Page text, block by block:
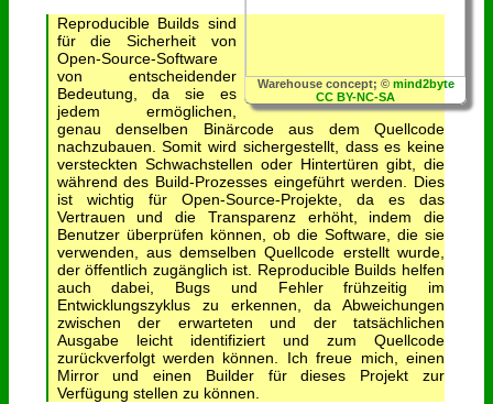
Warehouse concept; © mind2byte
CC BY-NC-SA
Reproducible Builds sind
für die Sicherheit von
Open-Source-Software
von entscheidender
Bedeutung, da sie es
jedem ermöglichen,
genau denselben Binärcode aus dem Quellcode
nachzubauen. Somit wird sichergestellt, dass es keine
versteckten Schwachstellen oder Hintertüren gibt, die
während des Build-Prozesses eingeführt werden. Dies
ist wichtig für Open-Source-Projekte, da es das
Vertrauen und die Transparenz erhöht, indem die
Benutzer überprüfen können, ob die Software, die sie
verwenden, aus demselben Quellcode erstellt wurde,
der öffentlich zugänglich ist. Reproducible Builds helfen
auch dabei, Bugs und Fehler frühzeitig im
Entwicklungszyklus zu erkennen, da Abweichungen
zwischen der erwarteten und der tatsächlichen
Ausgabe leicht identifiziert und zum Quellcode
zurückverfolgt werden können. Ich freue mich, einen
Mirror und einen Builder für dieses Projekt zur
Verfügung stellen zu können.